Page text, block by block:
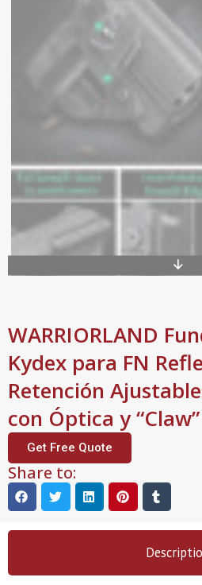
WARRIORLAND
Kydex para FN
Retención
con Óptica y “Claw”
Get Free Quote
Share to: